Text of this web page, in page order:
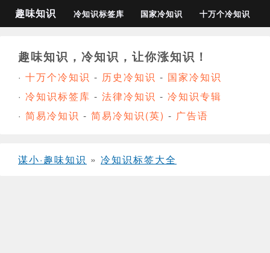
趣味知识 冷知识标签库 国家冷知识 十万个冷知识
趣味知识，冷知识，让你涨知识！
· 十万个冷知识 - 历史冷知识 - 国家冷知识
· 冷知识标签库 - 法律冷知识 - 冷知识专辑
· 简易冷知识 - 简易冷知识(英) - 广告语
谋小·趣味知识 » 冷知识标签大全